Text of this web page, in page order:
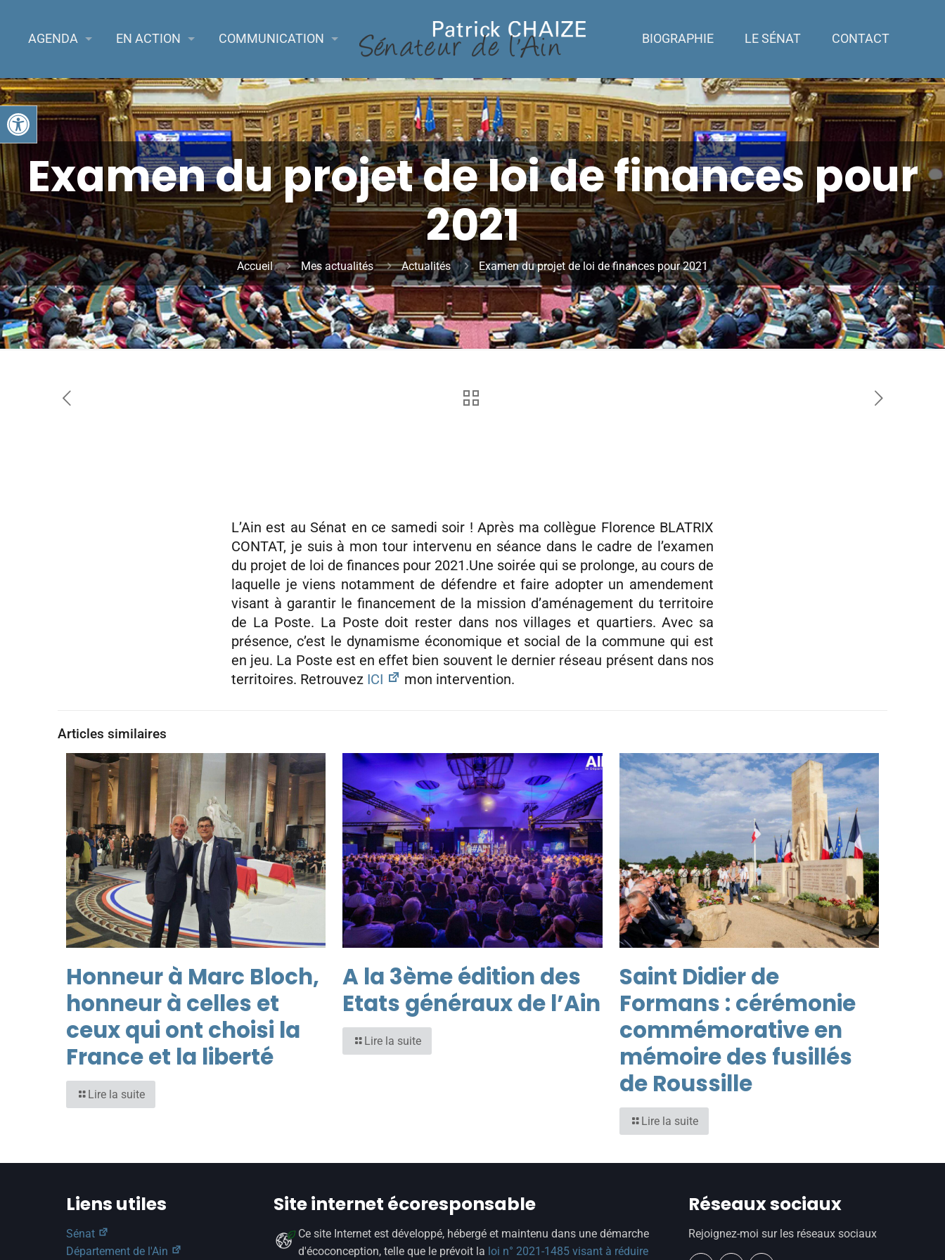
Ouvrir la barre d’outils
AGENDA EN ACTION COMMUNICATION BIOGRAPHIE LE SÉNAT CONTACT
Examen du projet de loi de finances pour
2021
Accueil Mes actualités Actualités Examen du projet de loi de finances pour 2021
L’Ain est au Sénat en ce samedi soir ! Après ma collègue Florence BLATRIX
CONTAT, je suis à mon tour intervenu en séance dans le cadre de l’examen
du projet de loi de finances pour 2021.Une soirée qui se prolonge, au cours de
laquelle je viens notamment de défendre et faire adopter un amendement
visant à garantir le financement de la mission d’aménagement du territoire
de La Poste. La Poste doit rester dans nos villages et quartiers. Avec sa
présence, c’est le dynamisme économique et social de la commune qui est
en jeu. La Poste est en effet bien souvent le dernier réseau présent dans nos
territoires. Retrouvez ICI mon intervention.
Articles similaires
Honneur à Marc Bloch,
honneur à celles et
ceux qui ont choisi la
France et la liberté
Lire la suite
A la 3ème édition des
Etats généraux de l’Ain
Lire la suite
Saint Didier de
Formans : cérémonie
commémorative en
mémoire des fusillés
de Roussille
Lire la suite
Liens utiles
Sénat
Département de l'Ain
Site internet écoresponsable
Ce site Internet est développé, hébergé et maintenu dans une démarche
d'écoconception, telle que le prévoit la loi n° 2021-1485 visant à réduire
Réseaux sociaux
Rejoignez-moi sur les réseaux sociaux